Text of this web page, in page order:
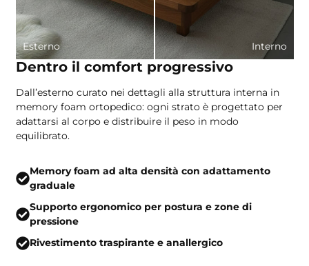
Esterno Interno
Dentro il comfort progressivo
Dall’esterno curato nei dettagli alla struttura interna in
memory foam ortopedico: ogni strato è progettato per
adattarsi al corpo e distribuire il peso in modo
equilibrato.
Memory foam ad alta densità con adattamento
graduale
Supporto ergonomico per postura e zone di
pressione
Rivestimento traspirante e anallergico